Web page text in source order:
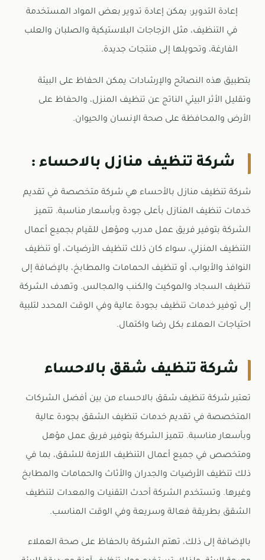
إعادة التدوير: يمكن إعادة تدوير بعض المواد المستخدمة
في التنظيف، مثل الزجاجات البلاستيكية والصلبان والعلب
الفارغة، وتحويلها إلى منتجات جديدة.
بتطبيق هذه النصائح والإرشادات يمكن الحفاظ على البيئة
وتقليل الأثر البيئي الناتج عن تنظيف المنزل، والحفاظ على
الأرض والمحافظة على صحة الإنسان والحيوان.
شركة تنظيف منازل بالاحساء :
شركة تنظيف منازل بالأحساء هي شركة متخصصة في تقديم
خدمات تنظيف المنازل بأعلى جودة وبأسعار مناسبة. تتميز
الشركة بتوفير فريق عمل مدرب ومؤهل للقيام بجميع أعمال
التنظيف المنزلي، سواء كان ذلك تنظيف الأرضيات، أو تنظيف
النوافذ والأبواب، أو تنظيف الحمامات والمطابخ، بالإضافة إلى
تنظيف السجاد والموكيت والكنب والمجالس. وتهدف الشركة
إلى توفير خدمات تنظيف بجودة عالية وفي الوقت المحدد لتلبية
احتياجات العملاء بكل رضا واكتمال.
شركة تنظيف شقق بالاحساء
تعتبر شركة تنظيف شقق بالاحساء من بين أفضل الشركات
المتخصصة في تقديم خدمات تنظيف الشقق بجودة عالية
وبأسعار مناسبة. تتميز الشركة بتوفير فريق عمل مؤهل
ومتخصص في جميع أعمال التنظيف اللازمة للشقق، بما في
ذلك تنظيف الأرضيات والجدران والأثاث والحمامات والمطابخ
وغيرها. وتستخدم الشركة أحدث التقنيات والمعدات لتنظيف
الشقق بطريقة فعالة وسريعة وفي الوقت المناسب.
بالإضافة إلى ذلك، تهتم الشركة بالحفاظ على صحة العملاء